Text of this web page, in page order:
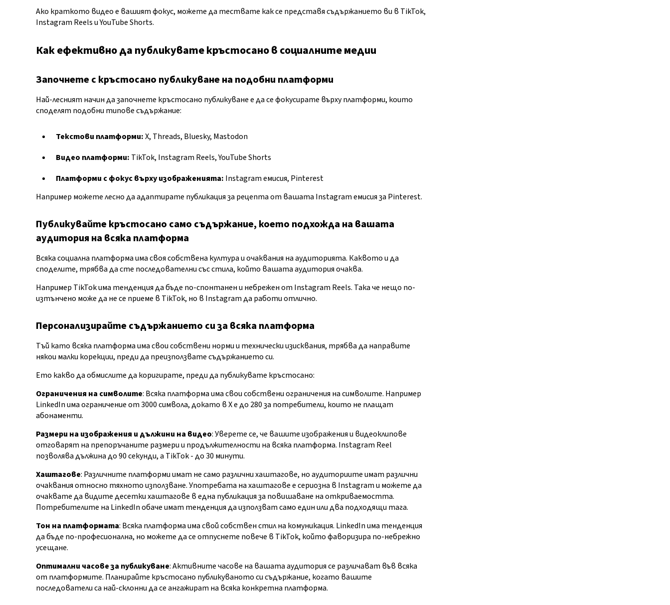
Ако краткото видео е вашият фокус, можете да тествате как се представя съдържанието ви в TikTok,
Instagram Reels и YouTube Shorts.
Как ефективно да публикувате кръстосано в социалните медии
Започнете с кръстосано публикуване на подобни платформи
Най-лесният начин да започнете кръстосано публикуване е да се фокусирате върху платформи, които
споделят подобни типове съдържание:
Текстови платформи:X, Threads, Bluesky, Mastodon
Видео платформи: TikTok, Instagram Reels, YouTube Shorts
Платформи с фокус върху изображенията: Instagram емисия, Pinterest
Например можете лесно да адаптирате публикация за рецепта от вашата Instagram емисия за Pinterest.
Публикувайте кръстосано само съдържание, което подхожда на вашата
аудитория на всяка платформа
Всяка социална платформа има своя собствена култура и очаквания на аудиторията. Каквото и да
споделите, трябва да сте последователни със стила, който вашата аудитория очаква.
Например TikTok има тенденция да бъде по-спонтанен и небрежен от Instagram Reels. Така че нещо по-
изтънчено може да не се приеме в TikTok, но в Instagram да работи отлично.
Персонализирайте съдържанието си за всяка платформа
Тъй като всяка платформа има свои собствени норми и технически изисквания, трябва да направите
някои малки корекции, преди да преизползвате съдържанието си.
Ето какво да обмислите да коригирате, преди да публикувате кръстосано:
Ограничения на символите: Всяка платформа има свои собствени ограничения на символите. Например
LinkedIn има ограничение от 3000 символа, докато в X е до 280 за потребители, които не плащат
абонаменти.
Размери на изображения и дължини на видео: Уверете се, че вашите изображения и видеоклипове
отговарят на препоръчаните размери и продължителности на всяка платформа. Instagram Reel
позволява дължина до 90 секунди, а TikTok - до 30 минути.
Хаштагове: Различните платформи имат не само различни хаштагове, но аудиториите имат различни
очаквания относно тяхното използване. Употребата на хаштагове е сериозна в Instagram и можете да
очаквате да видите десетки хаштагове в една публикация за повишаване на откриваемостта.
Потребителите на LinkedIn обаче имат тенденция да използват само един или два подходящи тага.
Тон на платформата: Всяка платформа има свой собствен стил на комуникация. LinkedIn има тенденция
да бъде по-професионална, но можете да се отпуснете повече в TikTok, който фаворизира по-небрежно
усещане.
Оптимални часове за публикуване: Активните часове на вашата аудитория се различават във всяка
от платформите. Планирайте кръстосано публикуваното си съдържание, когато вашите
последователи са най-склонни да се ангажират на всяка конкретна платформа.